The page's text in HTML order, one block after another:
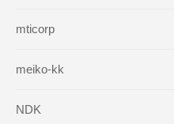
mticorp
meiko-kk
NDK